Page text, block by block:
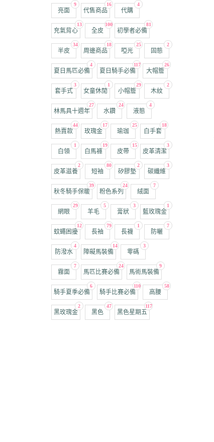
9
亮面
16
代售商品
4
代購
13
充氣背心
100
全皮
81
初學者必備
34
半皮
18
周邊商品
25
啞光
2
固態
4
夏日馬匹必備
117
夏日騎手必備
26
大帽簷
3
套手式
1
女童休閒
29
小帽簷
2
木紋
27
林馬具十週年
24
水鑽
4
液態
44
熱賣款
17
玫瑰金
25
瑜珈
18
白手套
1
白領
19
白馬褲
15
皮帶
3
皮革清潔
2
皮革滋養
80
短袖
2
矽膠墊
3
碳纖維
39
秋冬騎手保暖
24
粉色系列
7
絨面
29
網眼
5
羊毛
3
膏狀
1
藍玫瑰金
12
蚊蠅困擾
79
長袖
1
長襪
7
防曬
4
防潑水
14
障礙馬裝備
3
零碼
7
霧面
24
馬匹比賽必備
9
馬術馬裝備
6
騎手夏季必備
110
騎手比賽必備
58
高腰
2
黑玫瑰金
47
黑色
117
黑色星期五